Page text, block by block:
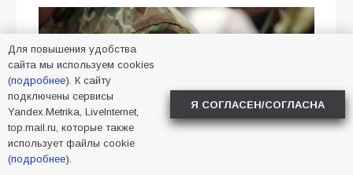
Для повышения удобства
сайта мы используем cookies
(подробнее). К сайту
подключены сервисы
Yandex.Metrika, LiveInternet,
top.mail.ru, которые также
использует файлы cookie
(подробнее).
Я СОГЛАСЕН/СОГЛАСНА